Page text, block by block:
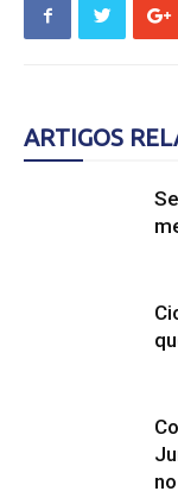
ARTIGOS